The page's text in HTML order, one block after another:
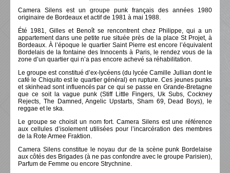
Camera Silens est un groupe punk français des années 1980
originaire de Bordeaux et actif de 1981 à mai 1988.
Été 1981, Gilles et Benoît se rencontrent chez Philippe, qui a un
appartement dans une petite rue située près de la place St Projet, à
Bordeaux. À l’époque le quartier Saint Pierre est encore l’équivalent
Bordelais de la fontaine des Innocents à Paris, le rendez vous de la
zone d’un quartier qui n’a pas encore achevé sa réhabilitation.
Le groupe est constitué d’ex-lycéens (du lycée Camille Jullian dont le
café le Chiquito est le quartier général) en rupture. Ces jeunes punks
et skinhead sont influencés par ce qui se passe en Grande-Bretagne
que ce soit la vague punk (Stiff Little Fingers, Uk Subs, Cockney
Rejects, The Damned, Angelic Upstarts, Sham 69, Dead Boys), le
reggae et le ska.
Le groupe se choisit un nom fort. Camera Silens est une référence
aux cellules d’isolement utilisées pour l’incarcération des membres
de la Rote Armee Fraktion.
Camera Silens constitue le noyau dur de la scène punk Bordelaise
aux côtés des Brigades (à ne pas confondre avec le groupe Parisien),
Parfum de Femme ou encore Strychnine.